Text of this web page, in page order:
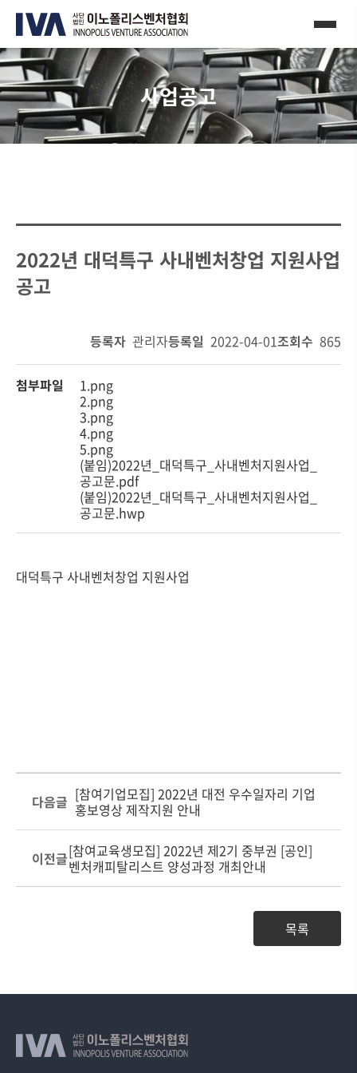
사업공고
2022년 대덕특구 사내벤처창업 지원사업
공고
등록자 관리자등록일 2022-04-01조회수 865
첨부파일
1.png
2.png
3.png
4.png
5.png
(붙임)2022년_대덕특구_사내벤처지원사업_
공고문.pdf
(붙임)2022년_대덕특구_사내벤처지원사업_
공고문.hwp
대덕특구 사내벤처창업 지원사업
다음글 [참여기업모집] 2022년 대전 우수일자리 기업
홍보영상 제작지원 안내
이전글[참여교육생모집] 2022년 제2기 중부권 [공인]
벤처캐피탈리스트 양성과정 개최안내
목록